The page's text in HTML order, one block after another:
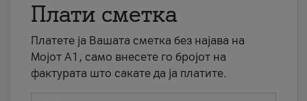
Плати сметка
Платете ја Вашата сметка без најава на
Мојот А1, само внесете го бројот на
фактурата што сакате да ја платите.